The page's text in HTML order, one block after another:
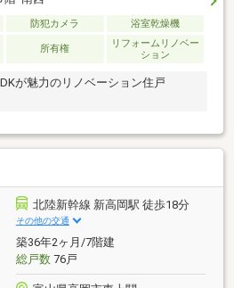
防犯カメラ 浴室乾燥機
所有権
リフォームリノベー
ション
が魅力のリノベーション住戸
北陸新幹線 新高岡駅 徒歩18分
その他の交通
築36年2ヶ月/7階建
総戸数76戸